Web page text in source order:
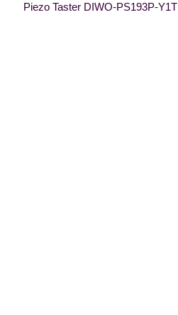
Piezo Taster DIWO-PS193P-Y1T